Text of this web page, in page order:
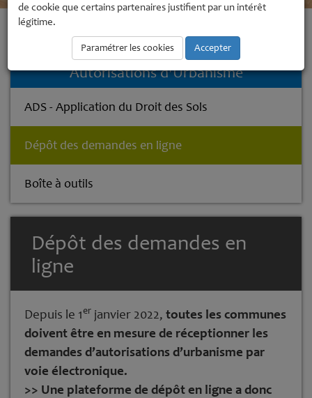
Accueil Urbanisme et Aménagement
Dépôt des demandes en ligne
Autorisations d'Urbanisme
ADS - Application du Droit des Sols
Dépôt des demandes en ligne
Boîte à outils
Dépôt des demandes en
ligne
Depuis le 1er janvier 2022, toutes les communes
doivent être en mesure de réceptionner les
demandes d’autorisations d’urbanisme par
voie électronique.
>> Une plateforme de dépôt en ligne a donc
de cookie que certains partenaires justifient par un intérêt
légitime.
Paramétrer les cookies Accepter